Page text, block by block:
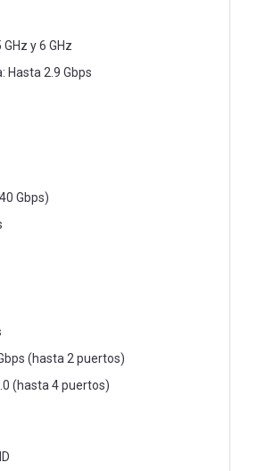
y 6 GHz
Hasta 2.9 Gbps
Gbps)
(hasta 2 puertos)
(hasta 4 puertos)